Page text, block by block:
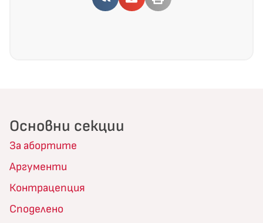
Основни секции
За абортите
Аргументи
Контрацепция
Споделено